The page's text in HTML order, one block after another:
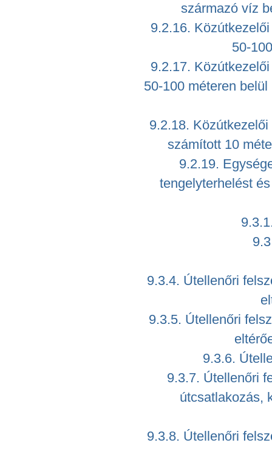
származó víz
9.2.16.
50-
9.2.17.
50-100 méteren
9.2.18.
számított 10
9.2.19.
tengelyterhelést
9.3.4. Útellenőri
9.3.5. Útellenőri
9.3.6.
9.3.7. Útellenőri
útcsatlakozás,
9.3.8. Útellenőri